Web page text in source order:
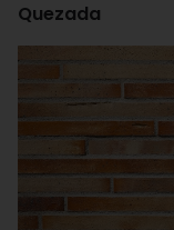
Quezada